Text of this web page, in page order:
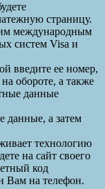
страницу.
международным
систем Visa и
введите ее номер,
обороте, а также
данные
данные, а затем
технологию
на сайт своего
код
Вам на телефон.